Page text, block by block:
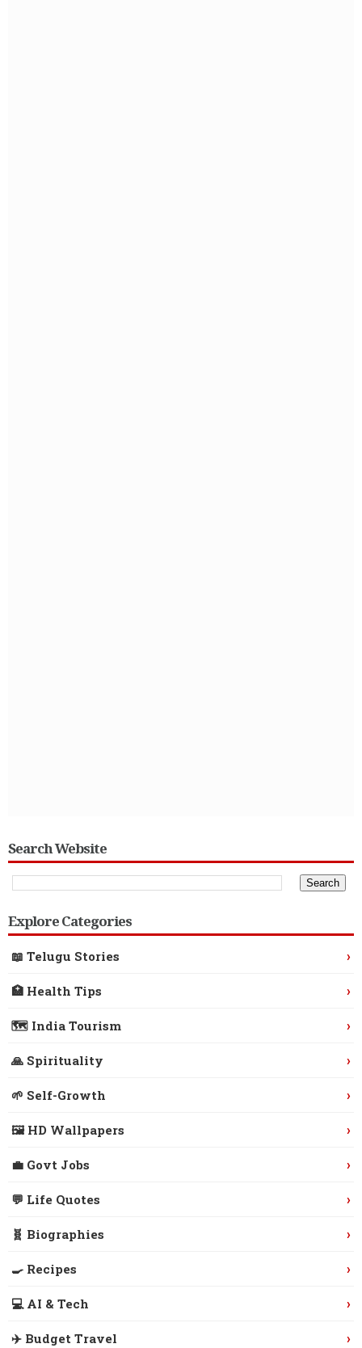
Search Website
Explore Categories
📖 Telugu Stories ›
🏥 Health Tips ›
🗺️ India Tourism ›
🙏 Spirituality ›
🌱 Self-Growth ›
🖼️ HD Wallpapers ›
💼 Govt Jobs ›
💬 Life Quotes ›
🧬 Biographies ›
🍳 Recipes ›
💻 AI & Tech ›
✈️ Budget Travel ›